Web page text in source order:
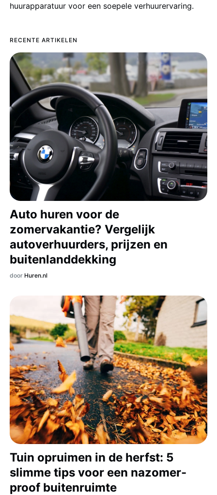
huurapparatuur voor een soepele verhuurervaring.
RECENTE ARTIKELEN
Auto huren voor de
zomervakantie? Vergelijk
autoverhuurders, prijzen en
buitenlanddekking
door Huren.nl
Tuin opruimen in de herfst: 5
slimme tips voor een nazomer-
proof buitenruimte